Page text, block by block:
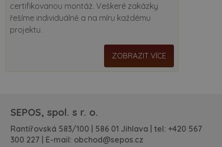
certifikovanou montáž. Veškeré zakázky
řešíme individuálně a na míru každému
projektu.
ZOBRAZIT VÍCE
SEPOS, spol. s r. o.
Rantířovská 583/100 | 586 01 Jihlava | tel: +420 567
300 227 | E-mail: obchod@sepos.cz